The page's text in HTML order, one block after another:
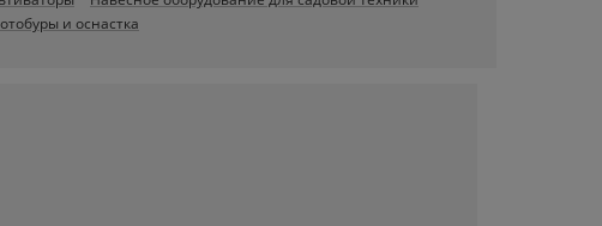
и оснастка